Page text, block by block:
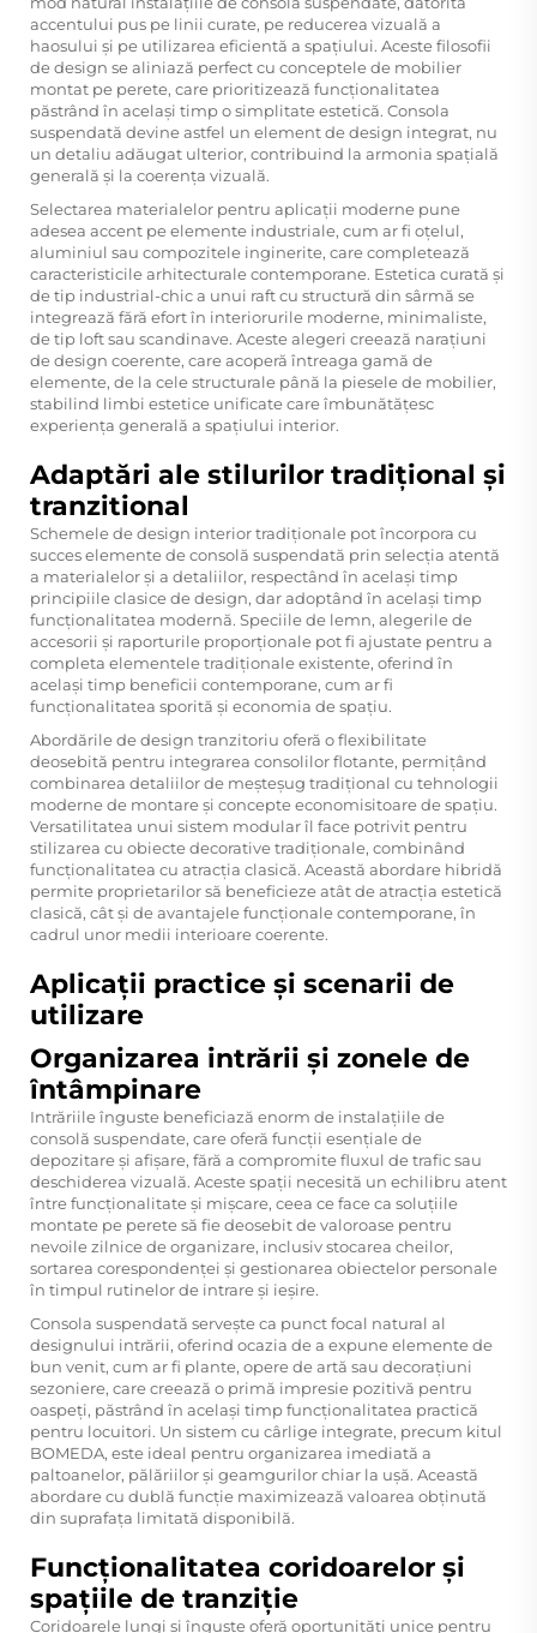
accentului pus pe linii curate, pe reducerea vizuală a
haosului și pe utilizarea eficientă a spațiului. Aceste filosofii
de design se aliniază perfect cu conceptele de mobilier
montat pe perete, care prioritizează funcționalitatea
păstrând în același timp o simplitate estetică. Consola
suspendată devine astfel un element de design integrat, nu
un detaliu adăugat ulterior, contribuind la armonia spațială
generală și la coerența vizuală.
Selectarea materialelor pentru aplicații moderne pune
adesea accent pe elemente industriale, cum ar fi oțelul,
aluminiul sau compozitele inginerite, care completează
caracteristicile arhitecturale contemporane. Estetica curată și
de tip industrial-chic a unui raft cu structură din sârmă se
integrează fără efort în interiorurile moderne, minimaliste,
de tip loft sau scandinave. Aceste alegeri creează narațiuni
de design coerente, care acoperă întreaga gamă de
elemente, de la cele structurale până la piesele de mobilier,
stabilind limbi estetice unificate care îmbunătățesc
experiența generală a spațiului interior.
Adaptări ale stilurilor tradițional și
tranzitional
Schemele de design interior tradiționale pot încorpora cu
succes elemente de consolă suspendată prin selecția atentă
a materialelor și a detaliilor, respectând în același timp
principiile clasice de design, dar adoptând în același timp
funcționalitatea modernă. Speciile de lemn, alegerile de
accesorii și raporturile proporționale pot fi ajustate pentru a
completa elementele tradiționale existente, oferind în
același timp beneficii contemporane, cum ar fi
funcționalitatea sporită și economia de spațiu.
Abordările de design tranzitoriu oferă o flexibilitate
deosebită pentru integrarea consolilor flotante, permițând
combinarea detaliilor de meșteșug tradițional cu tehnologii
moderne de montare și concepte economisitoare de spațiu.
Versatilitatea unui sistem modular îl face potrivit pentru
stilizarea cu obiecte decorative tradiționale, combinând
funcționalitatea cu atracția clasică. Această abordare hibridă
permite proprietarilor să beneficieze atât de atracția estetică
clasică, cât și de avantajele funcționale contemporane, în
cadrul unor medii interioare coerente.
Aplicații practice și scenarii de
utilizare
Organizarea intrării și zonele de
întâmpinare
Intrăriile înguste beneficiază enorm de instalațiile de
consolă suspendate, care oferă funcții esențiale de
depozitare și afișare, fără a compromite fluxul de trafic sau
deschiderea vizuală. Aceste spații necesită un echilibru atent
între funcționalitate și mișcare, ceea ce face ca soluțiile
montate pe perete să fie deosebit de valoroase pentru
nevoile zilnice de organizare, inclusiv stocarea cheilor,
sortarea corespondenței și gestionarea obiectelor personale
în timpul rutinelor de intrare și ieșire.
Consola suspendată servește ca punct focal natural al
designului intrării, oferind ocazia de a expune elemente de
bun venit, cum ar fi plante, opere de artă sau decorațiuni
sezoniere, care creează o primă impresie pozitivă pentru
oaspeți, păstrând în același timp funcționalitatea practică
pentru locuitori. Un sistem cu cârlige integrate, precum kitul
BOMEDA, este ideal pentru organizarea imediată a
paltoanelor, pălăriilor și geamgurilor chiar la ușă. Această
abordare cu dublă funcție maximizează valoarea obținută
din suprafața limitată disponibilă.
Funcționalitatea coridoarelor și
spațiile de tranziție
Coridoarele lungi și înguste oferă oportunități unice pentru